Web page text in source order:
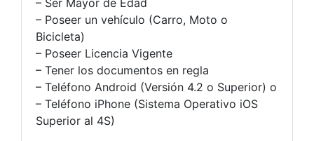
– Ser Mayor de Edad
– Poseer un vehículo (Carro, Moto o
Bicicleta)
– Poseer Licencia Vigente
– Tener los documentos en regla
– Teléfono Android (Versión 4.2 o Superior) o
– Teléfono iPhone (Sistema Operativo iOS
Superior al 4S)